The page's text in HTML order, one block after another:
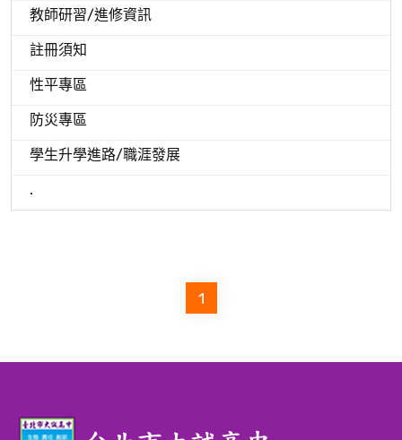
教師研習/進修資訊
註冊須知
性平專區
防災專區
學生升學進路/職涯發展
.
1